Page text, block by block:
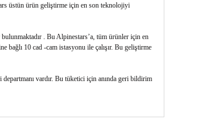
üstün ürün geliştirme için en son teknolojiyi
. Bu Alpinestars’a, tüm ürünler için en
bağlı 10 cad -cam istasyonu ile çalışır. Bu geliştirme
departmanı vardır. Bu tüketici için anında geri bildirim